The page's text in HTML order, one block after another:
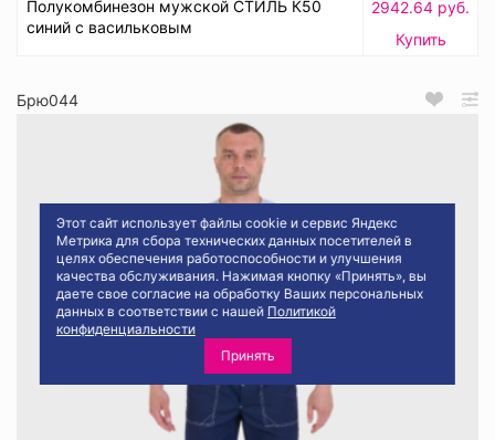
Этот сайт использует файлы cookie и сервис Яндекс
Метрика для сбора технических данных посетителей в
целях обеспечения работоспособности и улучшения
качества обслуживания. Нажимая кнопку «Принять», вы
даете свое согласие на обработку Ваших персональных
данных в соответствии с нашей Политикой
конфиденциальности
Принять
Полукомбинезон мужской СТИЛЬ К50
синий с васильковым
2942.64 руб.
Купить
Брю044